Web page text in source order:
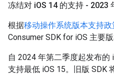
冻结对 iOS 14 的支持 - 2023
根据移动操作系统版本支持政
Consumer SDK for iOS 主要
自 2024 年第二季度起发布的
支持最低 iOS 15。旧版 SDK